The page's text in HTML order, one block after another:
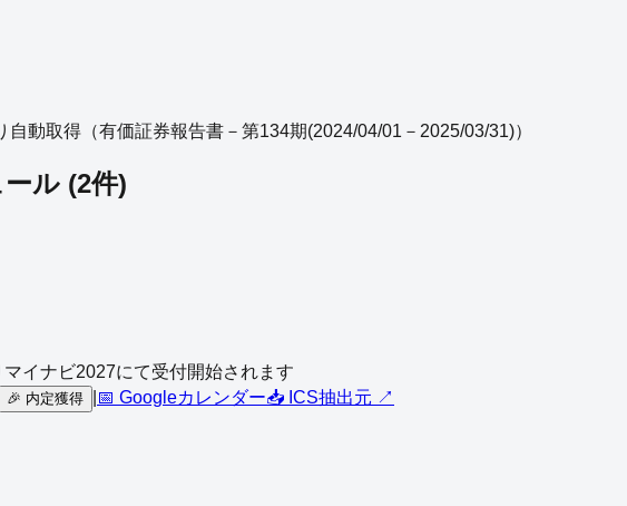
自動取得（有価証券報告書－第134期(2024/04/01－2025/03/31)）
ル (2件)
イナビ2027にて受付開始されます
🎉 内定獲得 📅 Googleカレンダー📥 ICS抽出元 ↗